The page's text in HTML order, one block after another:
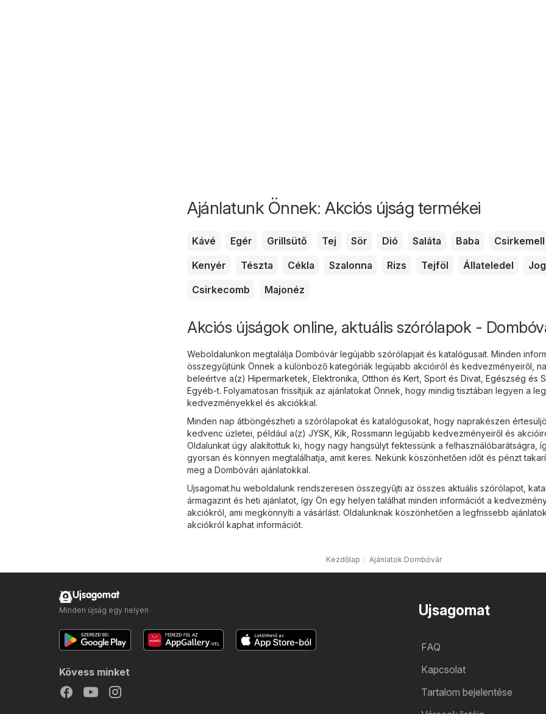
Ajánlatunk Önnek: Akciós újság termékei
Kávé Egér Grillsütő Tej Sör Dió Saláta Baba
Csirkemell
Kenyér
Tészta Cékla Szalonna Rizs Tejföl Állateledel
Csirkecomb
Majonéz
Akciós újságok online, aktuális szórólapok -
Weboldalunkon megtalálja Dombóvár legújabb szórólapjait és katalógusait. Minden
összegyűjtünk Önnek a különböző kategóriák legújabb akcióiról és kedvezményeiről,
beleértve a(z) Hipermarketek Elektronika Otthon és Kert Sport és Divat Egészség és
Egyéb-t. Folyamatosan frissítjük az ajánlatokat Önnek, hogy mindig tisztában legyen a
kedvezményekkel és akciókkal.
Minden nap átböngészheti a szórólapokat és katalógusokat, hogy naprakészen
kedvenc üzletei, például a(z) JYSK Kik Rossmann legújabb kedvezményeiről és
Oldalunkat úgy alakítottuk ki, hogy nagy hangsúlyt fektessünk a felhasználóbarátságra,
gyorsan és könnyen megtalálhatja, amit keres. Nekünk köszönhetően időt és pénzt
meg a Dombóvári ajánlatokkal.
Ujsagomat.hu weboldalunk rendszeresen összegyűjti az összes aktuális szórólapot,
ármagazint és heti ajánlatot, így Ön egy helyen találhat minden információt a
akciókról, ami megkönnyíti a vásárlást. Oldalunknak köszönhetően a legfrissebb
akciókról kaphat információt.
Kezdőlap Ajánlatok Dombóvár
Ujsagomat
FAQ
Kapcsolat
Tartalom bejelentése
Ujsagomat
Minden újság egy helyen
Kövess minket